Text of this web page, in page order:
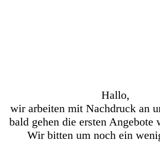
Hallo,
wir arbeiten mit Nachdruck an
bald gehen die ersten Angebote
Wir bitten um noch ein